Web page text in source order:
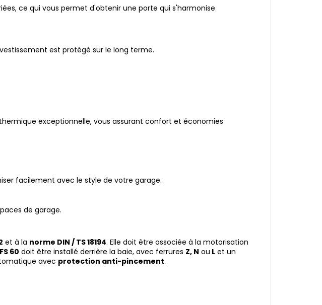
ce qui vous permet d'obtenir une porte qui s'harmonise
est protégé sur le long terme.
exceptionnelle, vous assurant confort et économies
facilement avec le style de votre garage.
de garage.
et à la norme DIN / TS 18194. Elle doit être associée à la motorisation
FS 60 doit être installé derrière la baie, avec ferrures Z, N ou L et un
avec protection anti-pincement.